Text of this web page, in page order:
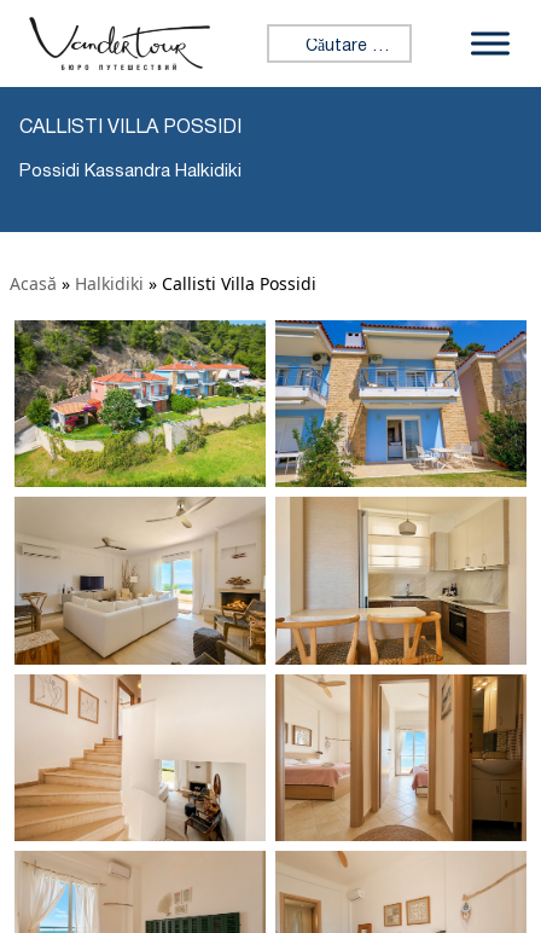
Caută:
CALLISTI VILLA POSSIDI
Possidi Kassandra Halkidiki
Acasă » Halkidiki » Callisti Villa Possidi